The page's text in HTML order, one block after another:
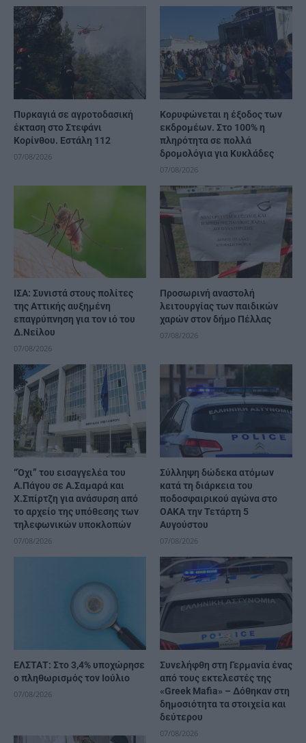
Πυρκαγιά σε αγροτοδασική
έκταση στο Στεφάνι
Κορίνθου. Εστάλη 112
07/08/2026
Κορυφώνεται η έξοδος των
εκδρομέων. Στο 100% η
πληρότητα σε πολλά
δρομολόγια για Κυκλάδες
07/08/2026
ΙΣΑ: Συνιστά στους πολίτες
της Αττικής αυξημένη
επαγρύπνηση για τον ιό του
Δ.Νείλου
07/08/2026
Προσωρινή αναστολή
λειτουργίας των παιδικών
χαρών στον δήμο Πέλλας
07/08/2026
“Όχι” του εισαγγελέα του
Α.Πάγου σε Α.Σαμαρά και
Χ.Σπίρτζη για ανάσυρση από
το αρχείο της υπόθεσης των
τηλεφωνικών υποκλοπών
07/08/2026
Σύλληψη δώδεκα ατόμων
κατά τη διάρκεια του
ποδοσφαιρικού αγώνα στο
ΟΑΚΑ την Τετάρτη 5
Αυγούστου
07/08/2026
ΕΛΣΤΑΤ: Στο 3,4% υποχώρησε
ο πληθωρισμός τον Ιούλιο
07/08/2026
Συνελήφθη στη Γερμανία ένας
από τους εκτελεστές της
«Greek Mafia» – Δόθηκαν στη
δημοσιότητα τα στοιχεία και
δεύτερου
07/08/2026